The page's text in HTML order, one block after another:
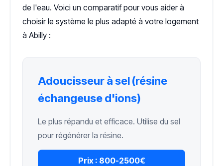
de l'eau. Voici un comparatif pour vous aider à
choisir le système le plus adapté à votre logement
à Abilly :
Adoucisseur à sel (résine
échangeuse d'ions)
Le plus répandu et efficace. Utilise du sel
pour régénérer la résine.
Prix : 800-2500€